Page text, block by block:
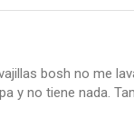
bosh no me
y no tiene nada.